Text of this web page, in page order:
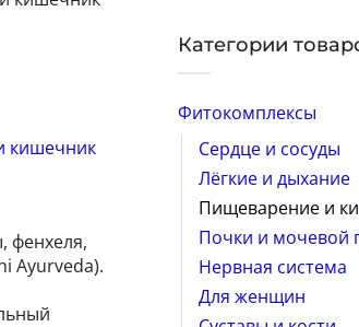
Категории
Фитокомплексы
Сердце и сосуды
Лёгкие и дыхание
Пищеварение и
Почки и мочевой
Нервная система
Для женщин
кишечник
фенхеля,
Ayurveda).